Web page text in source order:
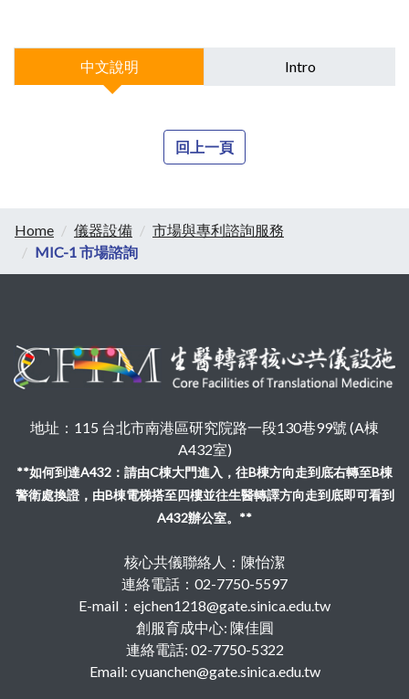
中文說明 Intro
回上一頁
Home 儀器設備
市場與專利諮詢服務
MIC-1 市場諮詢
地址：115 台北市南港區研究院路一段130巷99號 (A棟
A432室)
**如何到達A432：請由C棟大門進入，往B棟方向走到底右轉至B棟
警衛處換證，由B棟電梯搭至四樓並往生醫轉譯方向走到底即可看到
A432辦公室。**
核心共儀聯絡人：陳怡潔
連絡電話：02-7750-5597
E-mail：ejchen1218@gate.sinica.edu.tw
創服育成中心: 陳佳圓
連絡電話: 02-7750-5322
Email: cyuanchen@gate.sinica.edu.tw